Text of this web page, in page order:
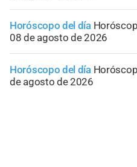
Horóscopo del día
08 de agosto de 2026
Horóscopo del día
de agosto de 2026